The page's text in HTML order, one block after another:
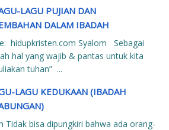
LAGU PUJIAN DAN
DALAM IBADAH
hidupkristen.com Syalom Sebagai
hal yang wajib & pantas untuk kita
tuhan” ...
LAGU KEDUKAAN (IBADAH
Tidak bisa dipungkiri bahwa ada orang-